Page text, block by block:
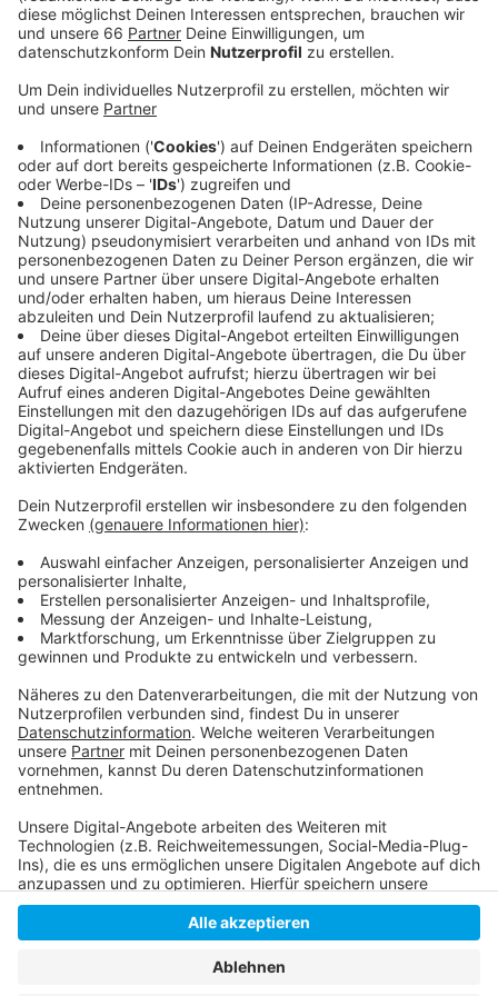
Geschäften. Die Bundesregierung hatte den
Vorschlag gemacht, nur noch einen Kunden pro 25
statt wie bisher pro zehn Quadratmetern
Verkaufsfläche zuzulassen. Wenn nur noch wenige
Menschen in die Geschäfte dürfen, drohen lange
Warteschlangen vor den Läden. Das befürchtet der
Handelsverband in Düsseldorf.
Veröffentlicht:Mittwoch, 25.11.2020 13:51
Anzeige
Warteschlangen könnten den Eindruck von erhöhter
Nachfrage und Warenknappheit vermitteln. Erneute
Hamsterkäufe im Lebensmittelhandel wären die Folge.
Damit der Handel auch weiterhin die Versorgung der
Bevölkerung sicherstellen kann, muss dies unbedingt
verhindert werden, fordert der Verband. Außerdem sei
es für die Bekämpfung der Pandemie kontraproduktiv,
wenn bei der kalten Witterung viele Kunden vor den
Geschäften warten müssen.
Handelsverband warnt vor strengeren Vorgaben für die
Kundenzahl
Anzeige